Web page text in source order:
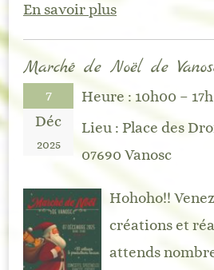
En savoir plus
Marché de Noël de
7
Déc
2025
Heure : 10h00 –
Lieu : Place des
07690 Vanosc
Hohoho!!
créations et
attends